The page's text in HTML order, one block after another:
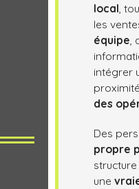
local,
les
équipe,
intégrer
des
Des
propre
une